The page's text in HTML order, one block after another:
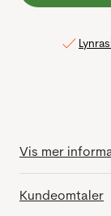
Vis mer
Kundeomtaler